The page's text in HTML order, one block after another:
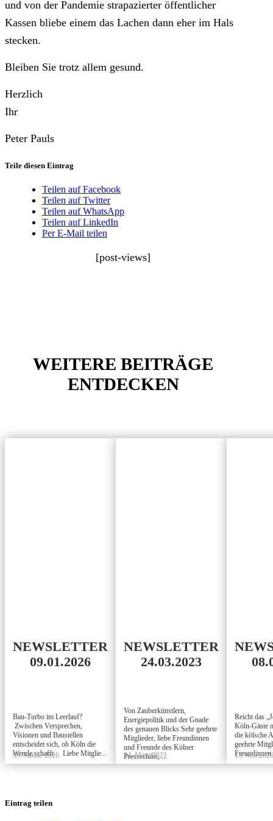
und von der Pandemie strapazierter öffentlicher
Kassen bliebe einem das Lachen dann eher im Hals
stecken.
Bleiben Sie trotz allem gesund.
Herzlich
Ihr
Peter Pauls
Teile diesen Eintrag
Teilen auf Facebook
Teilen auf Twitter
Teilen auf WhatsApp
Teilen auf LinkedIn
Per E-Mail teilen
[post-views]
WEITERE BEITRÄGE
ENTDECKEN
NEWSLETTER
09.01.2026
Bau-Turbo im Leerlauf?
Zwischen Versprechen,
Visionen und Baustellen
entscheidet sich, ob Köln die
Wende schafft Liebe Mitglie...
09. Januar 2026
NEWSLETTER
24.03.2023
Von Zauberkünstlern,
Energiepolitik und der Gnade
des genauen Blicks Sehr geehrte
Mitglieder, liebe Freundinnen
und Freunde des Kölner
Presseclubs, ...
24. März 2023
Reicht das
Köln-Gäste
die kölsche
geehrte
13. Mai 2026
Eintrag teilen